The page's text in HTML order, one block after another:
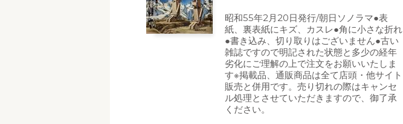
昭和55年2月20日発行/朝日ソノラマ●表
紙、裏表紙にキズ、カスレ●角に小さな折れ
●書き込み、切り取りはございません●古い
雑誌ですので明記された状態と多少の経年
劣化にご理解の上で注文をお願いいたしま
す※掲載品、通販商品は全て店頭・他サイト
販売と併用です。売り切れの際はキャンセ
ル処理とさせていただきますので、御了承
ください。